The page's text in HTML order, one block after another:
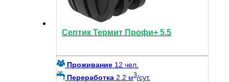
Септик Термит Профи+ 5.5
Проживание 12 чел.
Переработка 2.2 м3/сут.